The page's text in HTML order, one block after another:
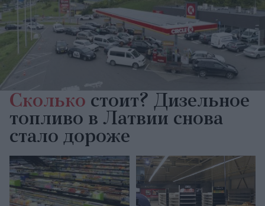
Сколько стоит? Дизельное
топливо в Латвии снова
стало дороже